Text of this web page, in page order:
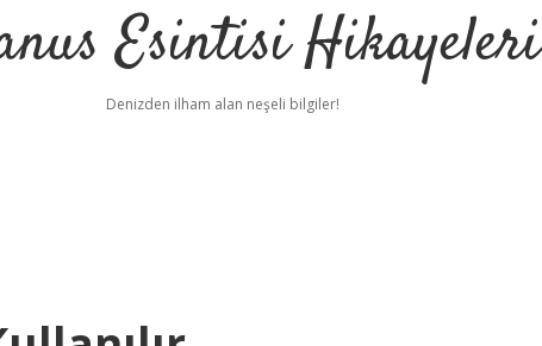
Esintisi Hikayeleri
Denizden ilham alan neşeli bilgiler!